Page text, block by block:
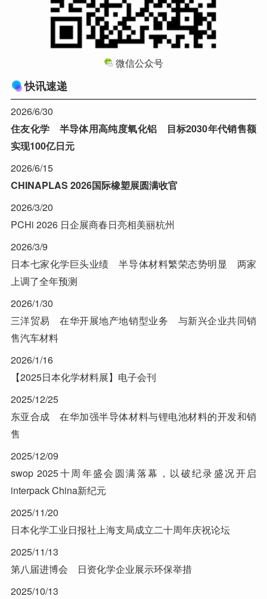
微信公众号
快讯速递
2026/6/30
住友化学 半导体用高纯度氧化铝 目标2030年代销售额
实现100亿日元
2026/6/15
CHINAPLAS 2026国际橡塑展圆满收官
2026/3/20
PCHi 2026 日企展商春日亮相美丽杭州
2026/3/9
日本七家化学巨头业绩 半导体材料繁荣态势明显 两家
上调了全年预测
2026/1/30
三洋贸易 在华开展地产地销型业务 与新兴企业共同销
售汽车材料
2026/1/16
【2025日本化学材料展】电子会刊
2025/12/25
东亚合成 在华加强半导体材料与锂电池材料的开发和销
售
2025/12/09
swop 2025十周年盛会圆满落幕，以破纪录盛况开启
interpack China新纪元
2025/11/20
日本化学工业日报社上海支局成立二十周年庆祝论坛
2025/11/13
第八届进博会 日资化学企业展示环保举措
2025/10/13